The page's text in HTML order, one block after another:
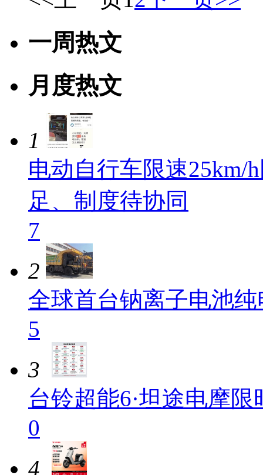
一周热文
月度热文
1
电动自行车限速25km/
足、制度待协同
7
2
全球首台钠离子电池
5
3
台铃超能6·坦途电摩限
0
4